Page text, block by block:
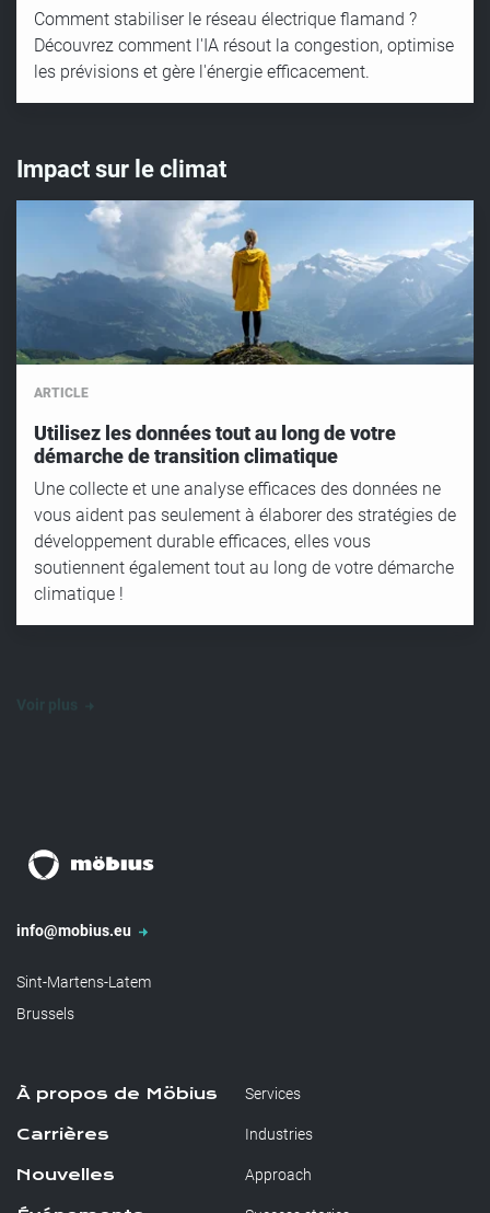
Comment stabiliser le réseau électrique flamand ?
Découvrez comment l'IA résout la congestion, optimise
les prévisions et gère l'énergie efficacement.
Impact sur le climat
ARTICLE
Utilisez les données tout au long de votre
démarche de transition climatique
Une collecte et une analyse efficaces des données ne
vous aident pas seulement à élaborer des stratégies de
développement durable efficaces, elles vous
soutiennent également tout au long de votre démarche
climatique !
info@mobius.eu
Sint-Martens-Latem
Brussels
À propos de Möbius
Carrières
Nouvelles
Services
Industries
Approach